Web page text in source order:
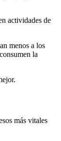
actividades de
menos a los
la
más vitales